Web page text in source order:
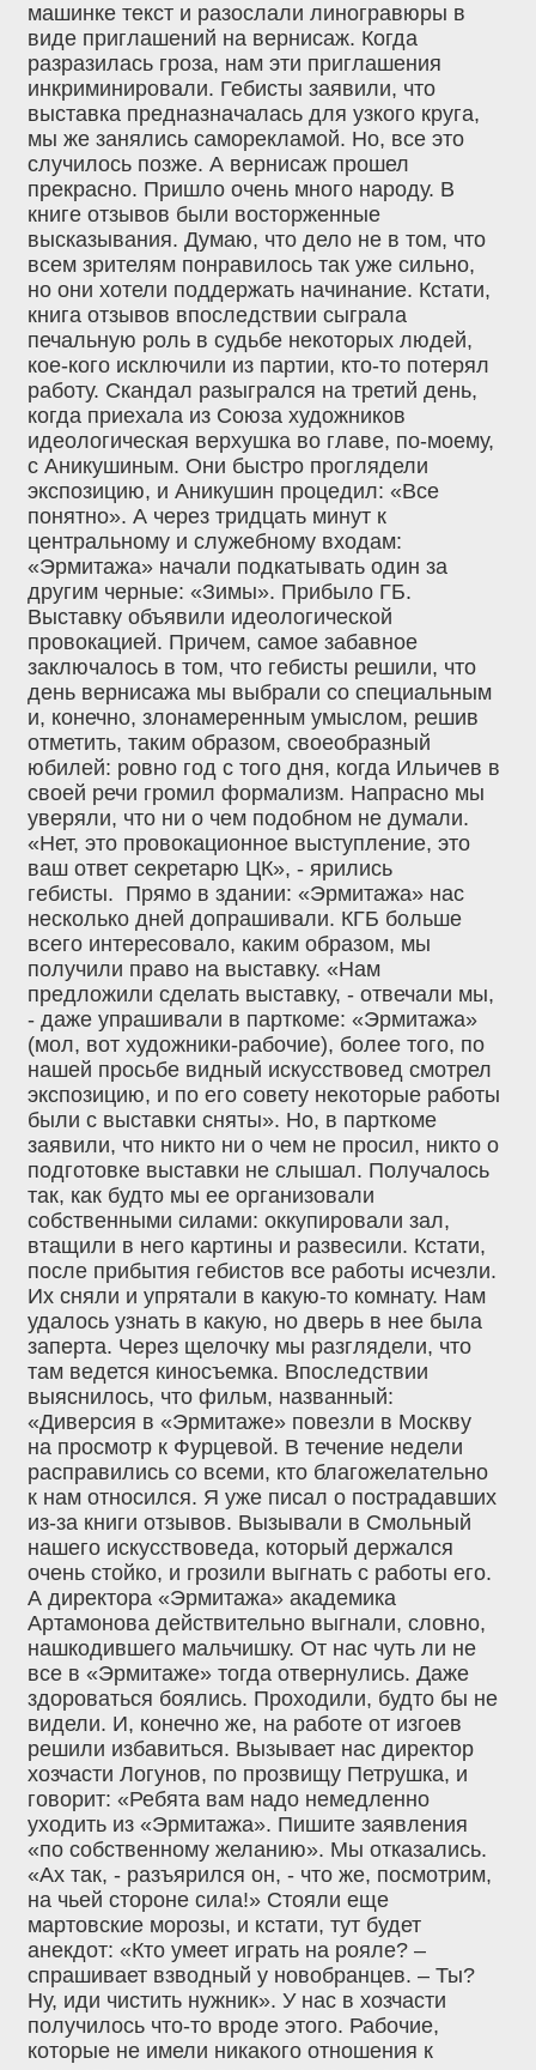
машинке текст и разослали линогравюры в
виде приглашений на вернисаж. Когда
разразилась гроза, нам эти приглашения
инкриминировали. Гебисты заявили, что
выставка предназначалась для узкого круга,
мы же занялись саморекламой. Но, все это
случилось позже. А вернисаж прошел
прекрасно. Пришло очень много народу. В
книге отзывов были восторженные
высказывания. Думаю, что дело не в том, что
всем зрителям понравилось так уже сильно,
но они хотели поддержать начинание. Кстати,
книга отзывов впоследствии сыграла
печальную роль в судьбе некоторых людей,
кое-кого исключили из партии, кто-то потерял
работу. Скандал разыгрался на третий день,
когда приехала из Союза художников
идеологическая верхушка во главе, по-моему,
с Аникушиным. Они быстро проглядели
экспозицию, и Аникушин процедил: «Все
понятно». А через тридцать минут к
центральному и служебному входам:
«Эрмитажа» начали подкатывать один за
другим черные: «Зимы». Прибыло ГБ.
Выставку объявили идеологической
провокацией. Причем, самое забавное
заключалось в том, что гебисты решили, что
день вернисажа мы выбрали со специальным
и, конечно, злонамеренным умыслом, решив
отметить, таким образом, своеобразный
юбилей: ровно год с того дня, когда Ильичев в
своей речи громил формализм. Напрасно мы
уверяли, что ни о чем подобном не думали.
«Нет, это провокационное выступление, это
ваш ответ секретарю ЦК», - ярились
гебисты. Прямо в здании: «Эрмитажа» нас
несколько дней допрашивали. КГБ больше
всего интересовало, каким образом, мы
получили право на выставку. «Нам
предложили сделать выставку, - отвечали мы,
- даже упрашивали в парткоме: «Эрмитажа»
(мол, вот художники-рабочие), более того, по
нашей просьбе видный искусствовед смотрел
экспозицию, и по его совету некоторые работы
были с выставки сняты». Но, в парткоме
заявили, что никто ни о чем не просил, никто о
подготовке выставки не слышал. Получалось
так, как будто мы ее организовали
собственными силами: оккупировали зал,
втащили в него картины и развесили. Кстати,
после прибытия гебистов все работы исчезли.
Их сняли и упрятали в какую-то комнату. Нам
удалось узнать в какую, но дверь в нее была
заперта. Через щелочку мы разглядели, что
там ведется киносъемка. Впоследствии
выяснилось, что фильм, названный:
«Диверсия в «Эрмитаже» повезли в Москву
на просмотр к Фурцевой. В течение недели
расправились со всеми, кто благожелательно
к нам относился. Я уже писал о пострадавших
из-за книги отзывов. Вызывали в Смольный
нашего искусствоведа, который держался
очень стойко, и грозили выгнать с работы его.
А директора «Эрмитажа» академика
Артамонова действительно выгнали, словно,
нашкодившего мальчишку. От нас чуть ли не
все в «Эрмитаже» тогда отвернулись. Даже
здороваться боялись. Проходили, будто бы не
видели. И, конечно же, на работе от изгоев
решили избавиться. Вызывает нас директор
хозчасти Логунов, по прозвищу Петрушка, и
говорит: «Ребята вам надо немедленно
уходить из «Эрмитажа». Пишите заявления
«по собственному желанию». Мы отказались.
«Ах так, - разъярился он, - что же, посмотрим,
на чьей стороне сила!» Стояли еще
мартовские морозы, и кстати, тут будет
анекдот: «Кто умеет играть на рояле? –
спрашивает взводный у новобранцев. – Ты?
Ну, иди чистить нужник». У нас в хозчасти
получилось что-то вроде этого. Рабочие,
которые не имели никакого отношения к